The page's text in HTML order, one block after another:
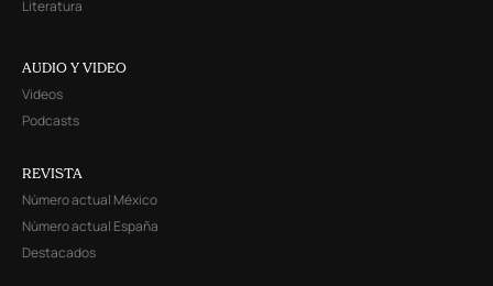
Literatura
AUDIO Y VIDEO
Videos
Podcasts
REVISTA
Número actual México
Número actual España
Destacados